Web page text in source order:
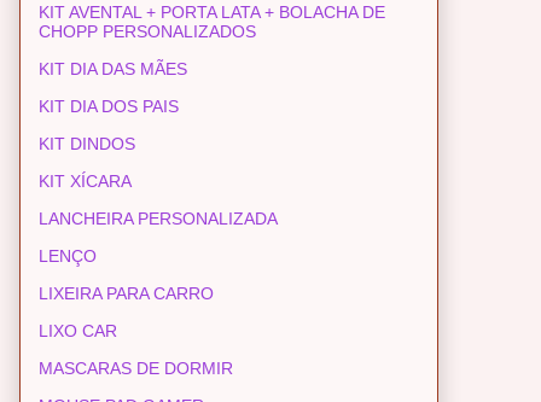
KIT AVENTAL + PORTA LATA + BOLACHA DE
CHOPP PERSONALIZADOS
KIT DIA DAS MÃES
KIT DIA DOS PAIS
KIT DINDOS
KIT XÍCARA
LANCHEIRA PERSONALIZADA
LENÇO
LIXEIRA PARA CARRO
LIXO CAR
MASCARAS DE DORMIR